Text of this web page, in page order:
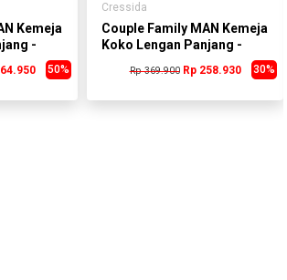
Kemeja
-
50%
Cressida
Couple Family MAN Kemeja
Koko Lengan Panjang -
Rp 369.900 30%
Rp 258.930